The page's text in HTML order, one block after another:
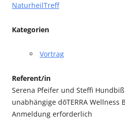
NaturheilTreff
Kategorien
Vortrag
Referent/in
Serena Pfeifer und Steffi Hundbiß
unabhängige dōTERRA Wellness
Anmeldung erforderlich